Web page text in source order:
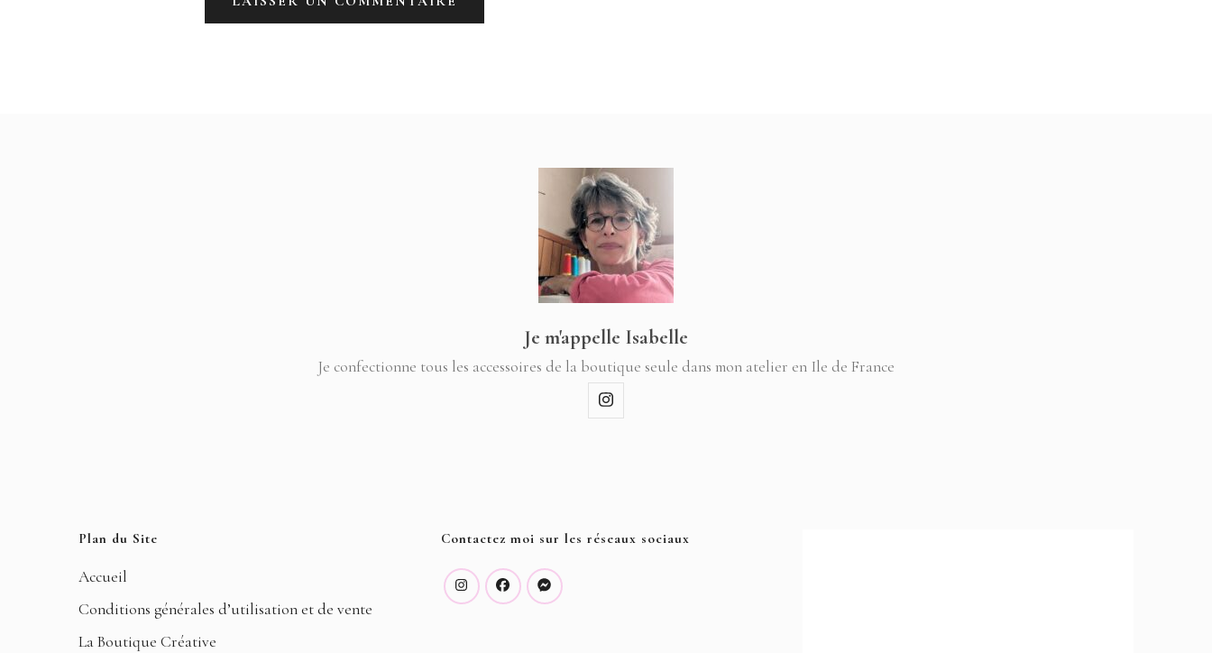
Je m'appelle Isabelle
Je confectionne tous les accessoires de la boutique seule dans mon atelier en Ile de France
Plan du Site
Accueil
Conditions générales d’utilisation et de vente
La Boutique Créative
Contactez moi sur les réseaux sociaux